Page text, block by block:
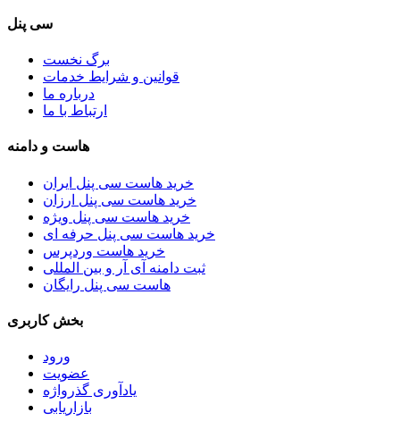
سی پنل
برگ نخست
قوانین و شرایط خدمات
درباره ما
ارتباط با ما
هاست و دامنه
خرید هاست سی پنل ایران
خرید هاست سی پنل ارزان
خرید هاست سی پنل ویژه
خرید هاست سی پنل حرفه ای
خرید هاست وردپرس
ثبت دامنه آی آر و بین المللی
هاست سی پنل رایگان
بخش کاربری
ورود
عضویت
یادآوری گذرواژه
بازاریابی